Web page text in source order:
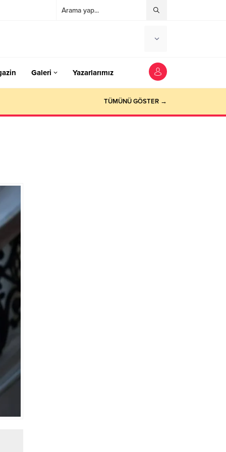
Galeri Yazarlarımız
TÜMÜNÜ GÖSTER →